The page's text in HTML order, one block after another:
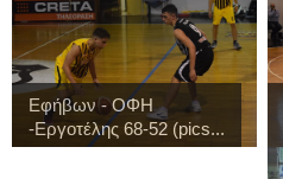
Εφήβων - ΟΦΗ
-Εργοτέλης 68-52 (pics...